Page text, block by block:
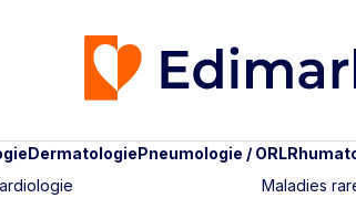
DermatologiePneumologie / ORL
Maladies